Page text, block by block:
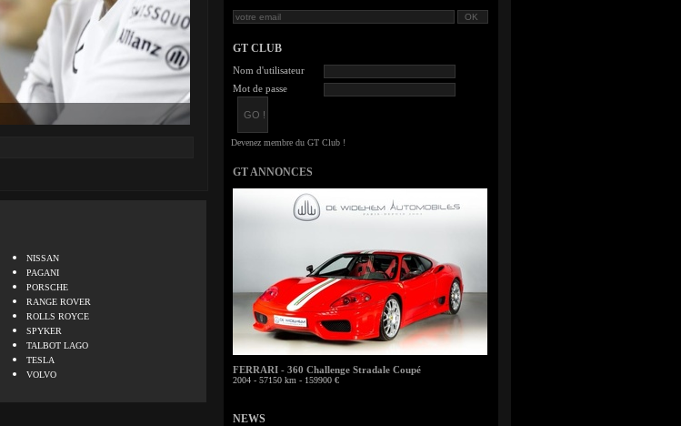
NISSAN
PAGANI
PORSCHE
RANGE ROVER
ROLLS ROYCE
SPYKER
TALBOT LAGO
TESLA
VOLVO
GT CLUB
Nom d'utilisateur
Mot de passe
GT ANNONCES
FERRARI - 360 Challenge Stradale Coupé
2004 - 57150 km - 159900 €
NEWS